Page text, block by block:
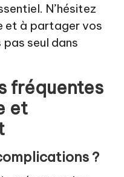
N’hésitez
et à partager vos
pas seul dans
fréquentes
et
?